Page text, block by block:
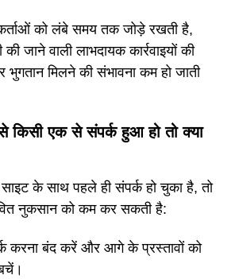
को लंबे समय तक जोड़े रखती है,
जाने वाली लाभदायक कार्रवाइयों की
मिलने की संभावना कम हो जाती
एक से संपर्क हुआ हो तो क्या
के साथ पहले ही संपर्क हो चुका है, तो
नुकसान को कम कर सकती है:
करना बंद करें और आगे के प्रस्तावों को